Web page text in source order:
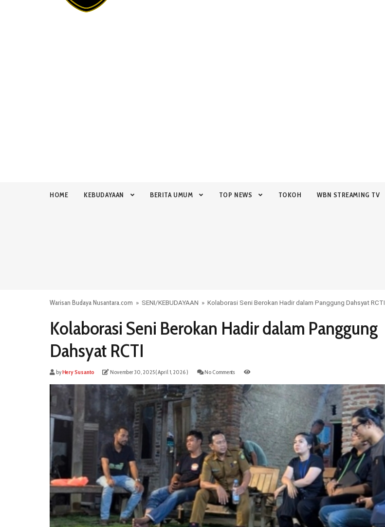
HOME KEBUDAYAAN BERITA UMUM TOP NEWS TOKOH WBN STREAMING TV
Warisan Budaya Nusantara.com » SENI/KEBUDAYAAN » Kolaborasi Seni Berokan Hadir dalam Panggung Dahsyat RCTI
Kolaborasi Seni Berokan Hadir dalam Panggung
Dahsyat RCTI
byHery Susanto November 30, 2025( April 1, 2026 ) No Comments